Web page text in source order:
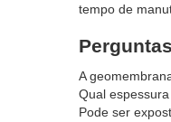
tempo de
A
Qual
Pode ser